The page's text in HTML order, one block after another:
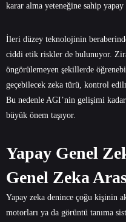
karar alma yeteneğine sahip
İleri düzey teknolojinin
ciddi etik riskler de bulunuyor.
öngörülemeyen şekillerde
geçebilecek zeka türü, kontrol
Bu nedenle AGI’nin gelişimi
büyük önem taşıyor.
Yapay Genel
Genel Zeka
Yapay zeka denince çoğu kişinin
motorları ya da görüntü tanıma